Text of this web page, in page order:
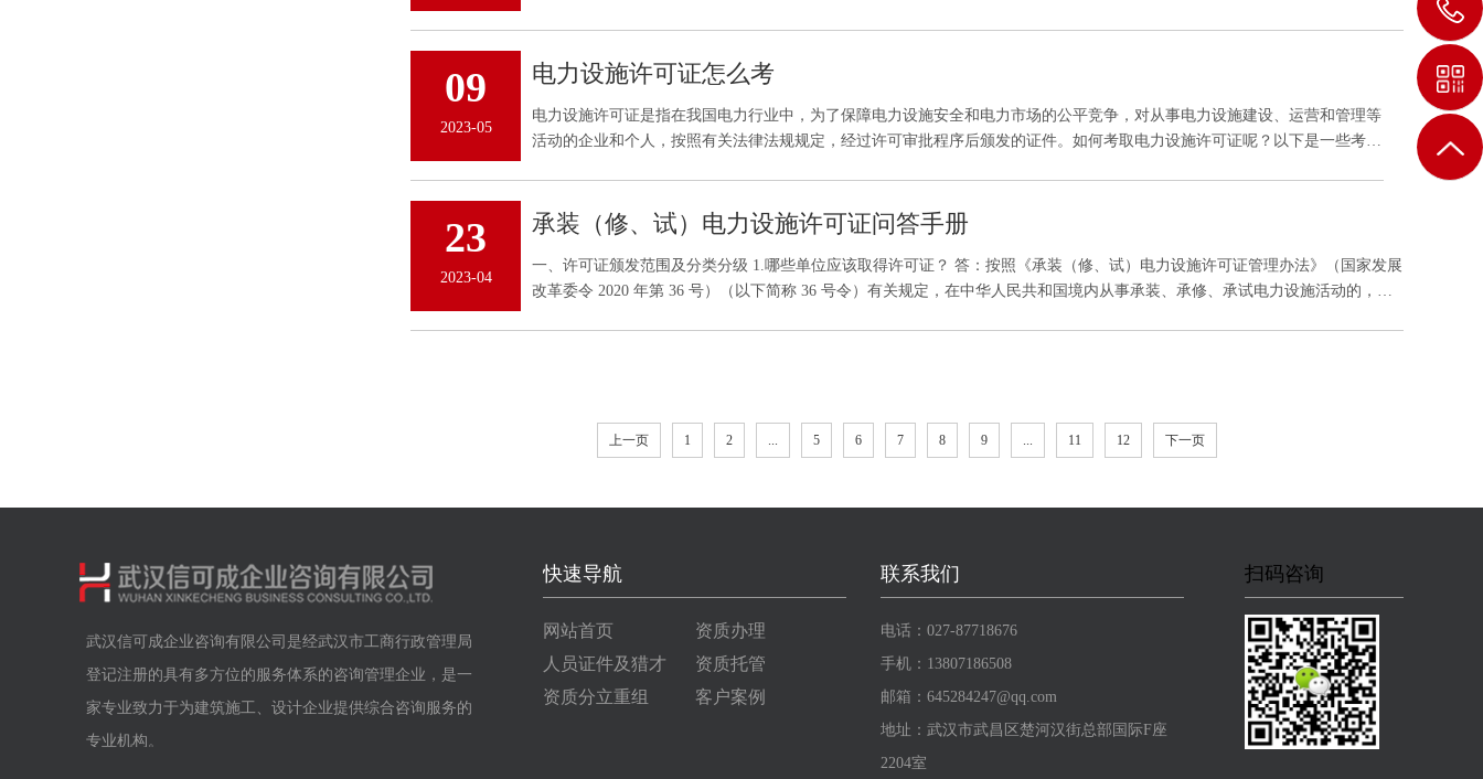
09
2023-05
电力设施许可证怎么考
电力设施许可证是指在我国电力行业中，为了保障电力设施安全和电力市场的公平竞争，对从事电力设施建设、运营和管理等
活动的企业和个人，按照有关法律法规规定，经过许可审批程序后颁发的证件。如何考取电力设施许可证呢？以下是一些考取
23
2023-04
承装（修、试）电力设施许可证问答手册
一、许可证颁发范围及分类分级 1.哪些单位应该取得许可证？ 答：按照《承装（修、试）电力设施许可证管理办法》（国家发展
改革委令 2020 年第 36 号）（以下简称 36 号令）有关规定，在中华人民共和国境内从事承装、承修、承试电力设施活动的，应
上一页 1 2 ... 5 6 7 8 9 ... 11 12 下一页
武汉信可成企业咨询有限公司是经武汉市工商行政管理局
登记注册的具有多方位的服务体系的咨询管理企业，是一
家专业致力于为建筑施工、设计企业提供综合咨询服务的
专业机构。
快速导航
网站首页
资质办理
人员证件及猎才
资质托管
资质分立重组
客户案例
联系我们
电话：027-87718676
手机：13807186508
邮箱：645284247@qq.com
地址：武汉市武昌区楚河汉街总部国际F座
2204室
扫码咨询